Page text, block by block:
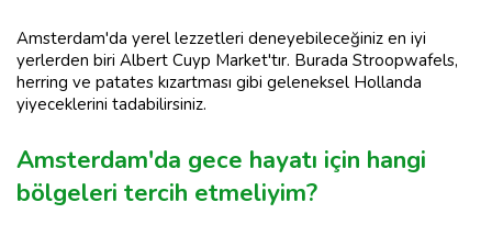
Amsterdam'da yerel lezzetleri deneyebileceğiniz en iyi
yerlerden biri Albert Cuyp Market'tır. Burada Stroopwafels,
herring ve patates kızartması gibi geleneksel Hollanda
yiyeceklerini tadabilirsiniz.
Amsterdam'da gece hayatı için hangi
bölgeleri tercih etmeliyim?